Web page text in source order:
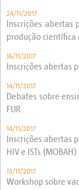
24/11/2017
Inscrições abertas
produção
16/11/2017
Inscrições abertas
14/11/2017
Debates sobre
FUR
14/11/2017
Inscrições abertas
HIV e ISTs (MOBAH)
13/11/2017
Workshop sobre